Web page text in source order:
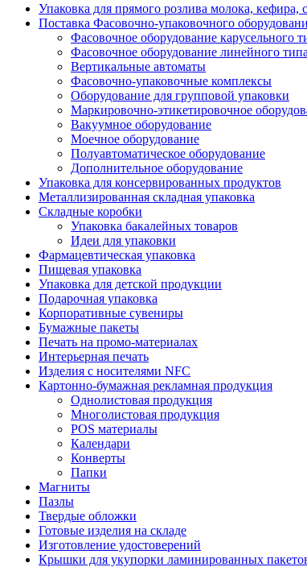
Упаковка для прямого розлива молока,
Поставка Фасовочно-упаковочного
Фасовочное оборудование карусельного
Фасовочное оборудование линейного типа
Вертикальные автоматы
Фасовочно-упаковочные комплексы
Оборудование для групповой упаковки
Маркировочно-этикетировочное
Вакуумное оборудование
Моечное оборудование
Полуавтоматическое оборудование
Дополнительное оборудование
Упаковка для консервированных продуктов
Металлизированная складная упаковка
Складные коробки
Упаковка бакалейных товаров
Идеи для упаковки
Фармацевтическая упаковка
Пищевая упаковка
Упаковка для детской продукции
Подарочная упаковка
Корпоративные сувениры
Бумажные пакеты
Печать на промо-материалах
Интерьерная печать
Изделия с носителями NFC
Картонно-бумажная рекламная продукция
Однолистовая продукция
Многолистовая продукция
POS материалы
Календари
Конверты
Папки
Магниты
Пазлы
Твердые обложки
Готовые изделия на складе
Изготовление удостоверений
Крышки для укупорки ламинированных